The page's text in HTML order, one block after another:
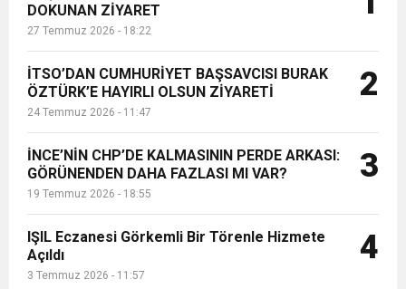
ve Onur Nişanesidir
6:19 HBB BAŞKANI ÖNTÜRK’ÜN
CUMHURİYET BAYRAMI MESAJI
17:36 KURUMLAR VERGİSİ ERTELENDİ
1:00 İTSO İŞ-KUR SGK TOPLANTI
21:40 CEYLANDERE’DE BAŞKAN EMRAH
18:22
Hataylılara layık olmaya çalışıyoruz”
DOKUNAN ZİYARET
27 Temmuz 2026 - 18:22
İTSO’DAN CUMHURİYET BAŞSAVCISI BURAK
ÖZTÜRK’E HAYIRLI OLSUN ZİYARETİ
24 Temmuz 2026 - 11:47
2
İNCE’NİN CHP’DE KALMASININ PERDE ARKASI:
GÖRÜNENDEN DAHA FAZLASI MI VAR?
19 Temmuz 2026 - 18:55
3
IŞIL Eczanesi Görkemli Bir Törenle Hizmete
Açıldı
3 Temmuz 2026 - 11:57
4